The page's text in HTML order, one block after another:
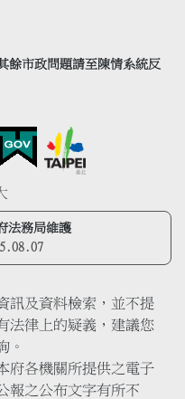
餘市政問題請至陳情系統反
法務局維護
訊及資料檢索，並不提
法律上的疑義，建議您
。
府各機關所提供之電子
報之公布文字有所不